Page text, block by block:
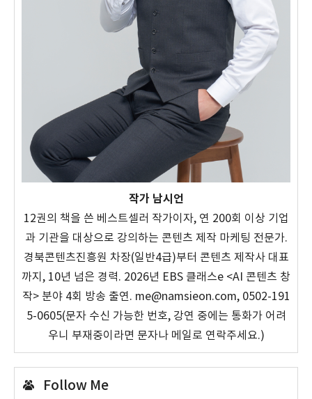
작가 남시언
12권의 책을 쓴 베스트셀러 작가이자, 연 200회 이상 기업
과 기관을 대상으로 강의하는 콘텐츠 제작 마케팅 전문가.
경북콘텐츠진흥원 차장(일반4급)부터 콘텐츠 제작사 대표
까지, 10년 넘은 경력. 2026년 EBS 클래스e <AI 콘텐츠 창
작> 분야 4회 방송 출연. me@namsieon.com, 0502-191
5-0605(문자 수신 가능한 번호, 강연 중에는 통화가 어려
우니 부재중이라면 문자나 메일로 연락주세요.)
Follow Me